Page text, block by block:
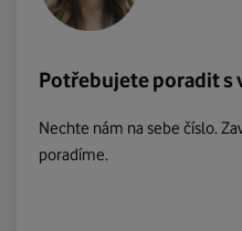
Potřebujete poradit s
Nechte nám na sebe číslo.
poradíme.